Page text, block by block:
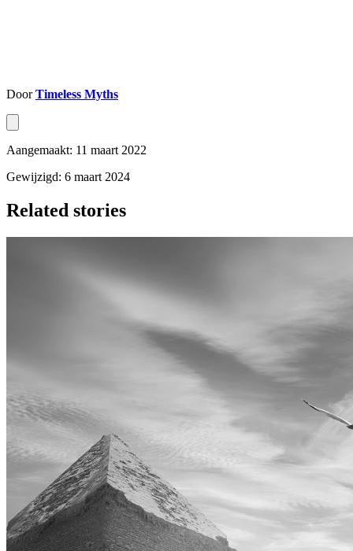
DoorTimeless Myths
Aangemaakt: 11 maart 2022
Gewijzigd: 6 maart 2024
Related stories